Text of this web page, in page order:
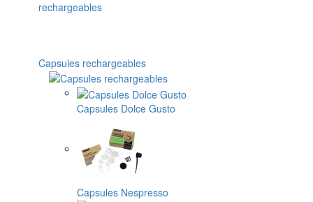
Capsules rechargeables
Capsules Dolce Gusto
Capsules Nespresso